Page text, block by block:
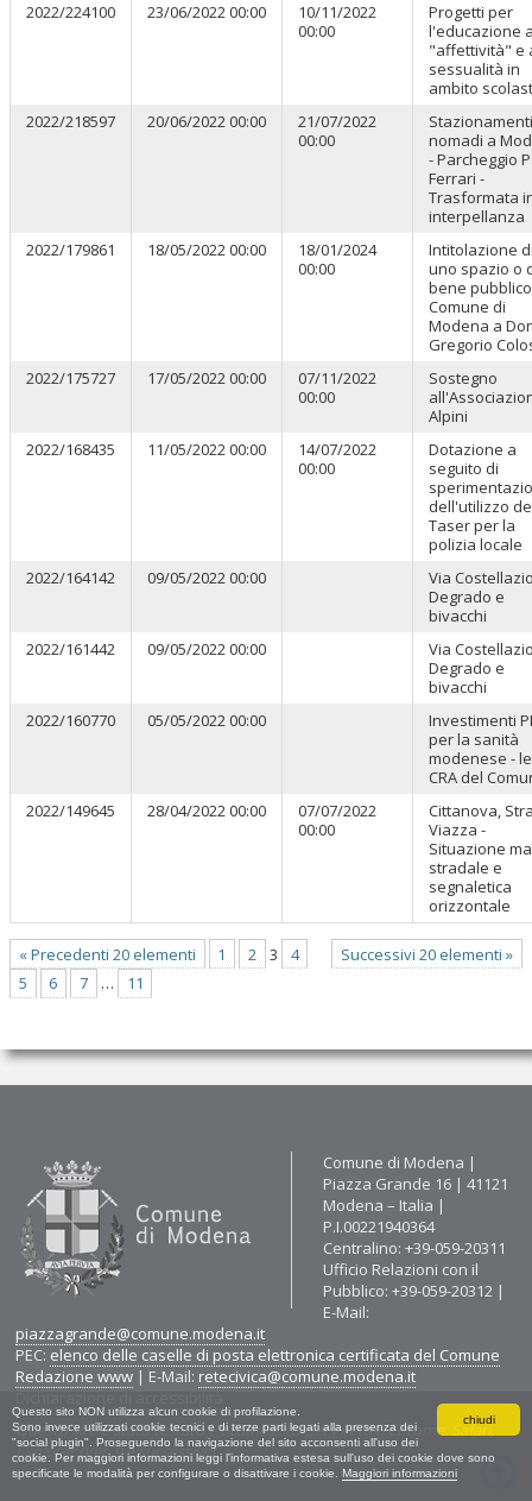
chiudi
Questo sito NON utilizza alcun cookie di profilazione.
Sono invece utilizzati cookie tecnici e di terze parti legati alla presenza dei
"social plugin". Proseguendo la navigazione del sito acconsenti all'uso dei
cookie. Per maggiori informazioni leggi l'informativa estesa sull'uso dei cookie dove sono
specificate le modalità per configurare o disattivare i cookie. Maggiori informazioni
2022/224100
23/06/2022 00:00
10/11/2022
00:00
Progetti per
l'educazione
"affettività" e
sessualità in
ambito
2022/218597
20/06/2022 00:00
21/07/2022
00:00
Stazionamenti
nomadi a
- Parcheggio
Ferrari -
Trasformata
interpellanza
2022/179861
18/05/2022 00:00
18/01/2024
00:00
Intitolazione
uno spazio o
bene
Comune di
Modena a
Gregorio
2022/175727
17/05/2022 00:00
07/11/2022
00:00
Sostegno
Alpini
2022/168435
11/05/2022 00:00
14/07/2022
00:00
Dotazione a
seguito di
dell'utilizzo
Taser per la
polizia locale
2022/164142
09/05/2022 00:00
Via
Degrado e
bivacchi
2022/161442
09/05/2022 00:00
Via
Degrado e
bivacchi
2022/160770
05/05/2022 00:00
Investimenti
per la sanità
modenese - le
CRA del
2022/149645
28/04/2022 00:00
07/07/2022
00:00
Cittanova,
Viazza -
Situazione
stradale e
segnaletica
orizzontale
« Precedenti 20 elementi Successivi 20 elementi »
1 2 3
4
5
6 7 … 11
Contatti
Comune di Modena |
Piazza Grande 16 | 41121
Modena – Italia |
P.I.00221940364
Centralino: +39-059-20311
Ufficio Relazioni con il
Pubblico: +39-059-20312 |
E-Mail:
piazzagrande@comune.modena.it
PEC: elenco delle caselle di posta elettronica certificata del Comune
Redazione www | E-Mail: retecivica@comune.modena.it
Questo sito è stato testato e ottimizzato per Firefox, Chrome, Safari,
Explorer (Ver. 9 e successive).